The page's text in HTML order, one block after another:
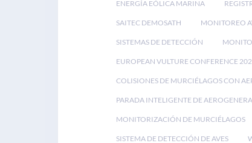
ENERGÍA EÓLICA MARINA
SAITEC DEMOSATH MONITOREO
SISTEMAS DE DETECCIÓN
EUROPEAN VULTURE CONFERENCE
COLISIONES DE MURCIÉLAGOS CON
PARADA INTELIGENTE DE
MONITORIZACIÓN DE MURCIÉLAGOS
SISTEMA DE DETECCIÓN DE AVES